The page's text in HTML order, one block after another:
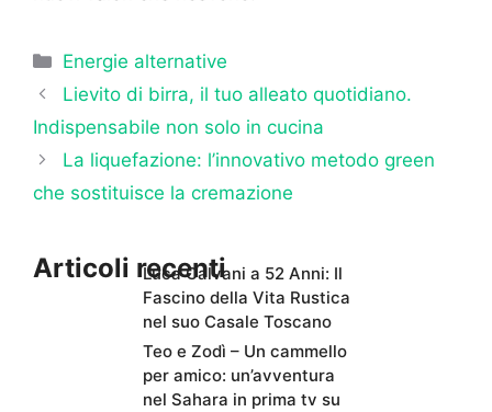
Categorie
Energie alternative
Lievito di birra, il tuo alleato quotidiano.
Indispensabile non solo in cucina
La liquefazione: l’innovativo metodo green
che sostituisce la cremazione
Articoli recentiLuca Calvani a 52 Anni: Il
Fascino della Vita Rustica
nel suo Casale Toscano
Teo e Zodì – Un cammello
per amico: un’avventura
nel Sahara in prima tv su